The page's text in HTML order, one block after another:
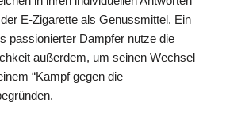
E-Zigarette als Genussmittel. Ein
passionierter Dampfer nutze die
außerdem, um seinen Wechsel
“Kampf gegen die